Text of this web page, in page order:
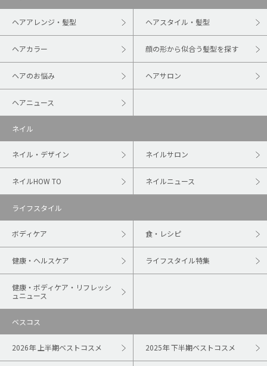
ヘアアレンジ・髪型 ヘアスタイル・髪型
ヘアカラー 顔の形から似合う髪型を探す
ヘアのお悩み ヘアサロン
ヘアニュース
ネイル
ネイル・デザイン ネイルサロン
ネイルHOW TO ネイルニュース
ライフスタイル
ボディケア 食・レシピ
健康・ヘルスケア ライフスタイル特集
健康・ボディケア・リフレッシ
ュニュース
ベスコス
2026年 上半期ベストコスメ 2025年 下半期ベストコスメ